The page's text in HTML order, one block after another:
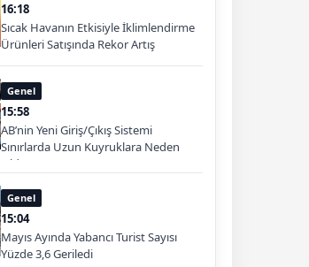
16:18
Sıcak Havanın Etkisiyle İklimlendirme
Ürünleri Satışında Rekor Artış
Genel
15:58
AB’nin Yeni Giriş/Çıkış Sistemi
Sınırlarda Uzun Kuyruklara Neden
Oldu
Genel
15:04
Mayıs Ayında Yabancı Turist Sayısı
Yüzde 3,6 Geriledi